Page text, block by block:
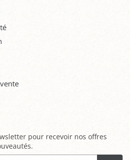
pour recevoir nos offres